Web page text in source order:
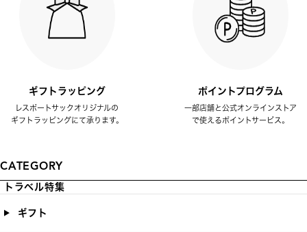
ギフトラッピング
レスポートサックオリジナルの
ギフトラッピングにて承ります。
ポイントプログラム
一部店舗と公式オンラインストア
で使えるポイントサービス。
CATEGORY
トラベル特集
ギフト